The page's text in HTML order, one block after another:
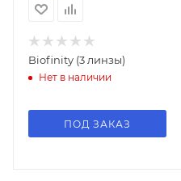
Biofinity (3 линзы)
Нет в наличии
ПОД ЗАКАЗ